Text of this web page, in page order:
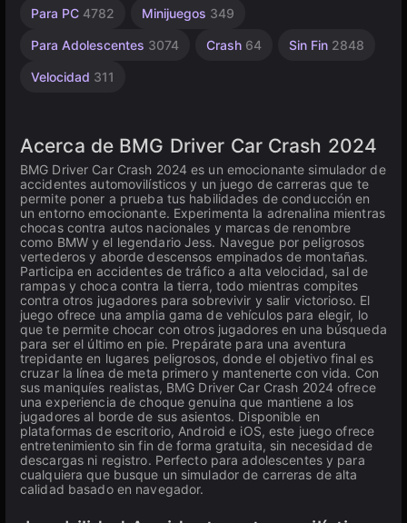
Para PC 4782 Minijuegos 349
Para Adolescentes 3074 Crash 64 Sin Fin 2848
Velocidad 311
Accidentes
491
Escritorio
Coches de
163
Tráfico
Alta
3570
Browser
Unity
línea
Acerca de BMG Driver Car Crash 2024
BMG Driver Car Crash 2024 es un emocionante simulador de
accidentes automovilísticos y un juego de carreras que te
permite poner a prueba tus habilidades de conducción en
un entorno emocionante. Experimenta la adrenalina mientras
chocas contra autos nacionales y marcas de renombre
como BMW y el legendario Jess. Navegue por peligrosos
vertederos y aborde descensos empinados de montañas.
Participa en accidentes de tráfico a alta velocidad, sal de
rampas y choca contra la tierra, todo mientras compites
contra otros jugadores para sobrevivir y salir victorioso. El
juego ofrece una amplia gama de vehículos para elegir, lo
que te permite chocar con otros jugadores en una búsqueda
para ser el último en pie. Prepárate para una aventura
trepidante en lugares peligrosos, donde el objetivo final es
cruzar la línea de meta primero y mantenerte con vida. Con
sus maniquíes realistas, BMG Driver Car Crash 2024 ofrece
una experiencia de choque genuina que mantiene a los
jugadores al borde de sus asientos. Disponible en
plataformas de escritorio, Android e iOS, este juego ofrece
entretenimiento sin fin de forma gratuita, sin necesidad de
descargas ni registro. Perfecto para adolescentes y para
cualquiera que busque un simulador de carreras de alta
calidad basado en navegador.